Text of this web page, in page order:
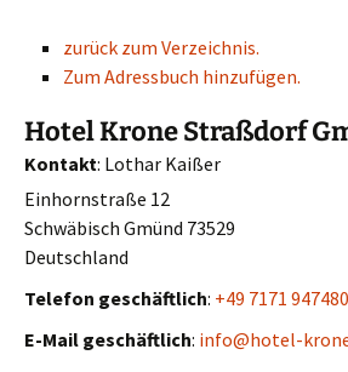
zurück zum Verzeichnis.
Zum Adressbuch hinzufügen.
Hotel Krone Straßdorf
Kontakt: Lothar Kaißer
Einhornstraße 12
Schwäbisch Gmünd 73529
Deutschland
Telefon geschäftlich: +49 7171 947480
E-Mail geschäftlich: info@hotel-